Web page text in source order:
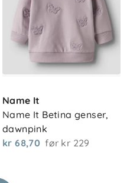
Name It
Name It Betina genser,
dawnpink
kr 68,70 før kr 229